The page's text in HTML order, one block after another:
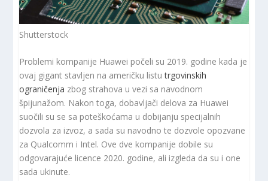
Shutterstock
Problemi kompanije Huawei počeli su 2019. godine kada je
ovaj gigant stavljen na američku listutrgovinskih
ograničenja zbog strahova u vezi sa navodnom
špijunažom. Nakon toga, dobavljači delova za Huawei
suočili su se sa poteškoćama u dobijanju specijalnih
dozvola za izvoz, a sada su navodno te dozvole opozvane
za Qualcomm i Intel. Ove dve kompanije dobile su
odgovarajuće licence 2020. godine, ali izgleda da su i one
sada ukinute.